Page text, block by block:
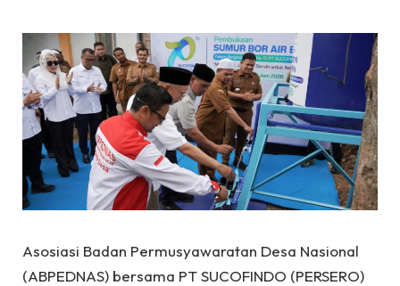
Asosiasi Badan Permusyawaratan Desa Nasional
(ABPEDNAS) bersama PT SUCOFINDO (PERSERO)